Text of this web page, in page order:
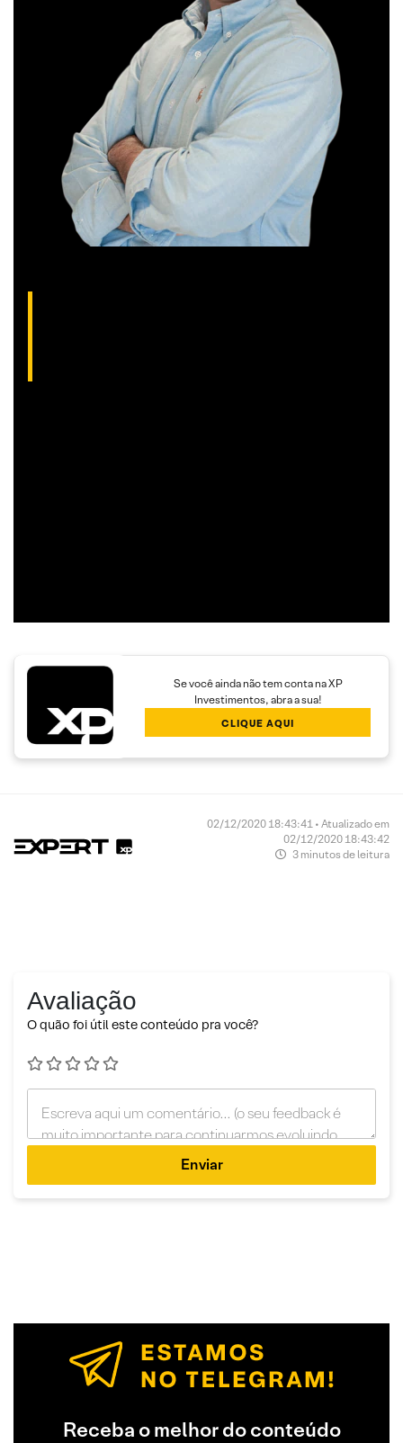
Se você ainda não tem conta na XP
Investimentos, abra a sua!
CLIQUE AQUI
02/12/2020 18:43:41 • Atualizado em
02/12/2020 18:43:42
3 minutos de leitura
Avaliação
O quão foi útil este conteúdo pra você?
Enviar
Receba o melhor do conteúdo